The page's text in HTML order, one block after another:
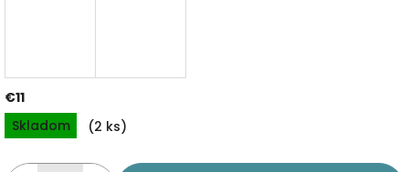
€11
Jednotková
cena:
Skladom (2 ks)